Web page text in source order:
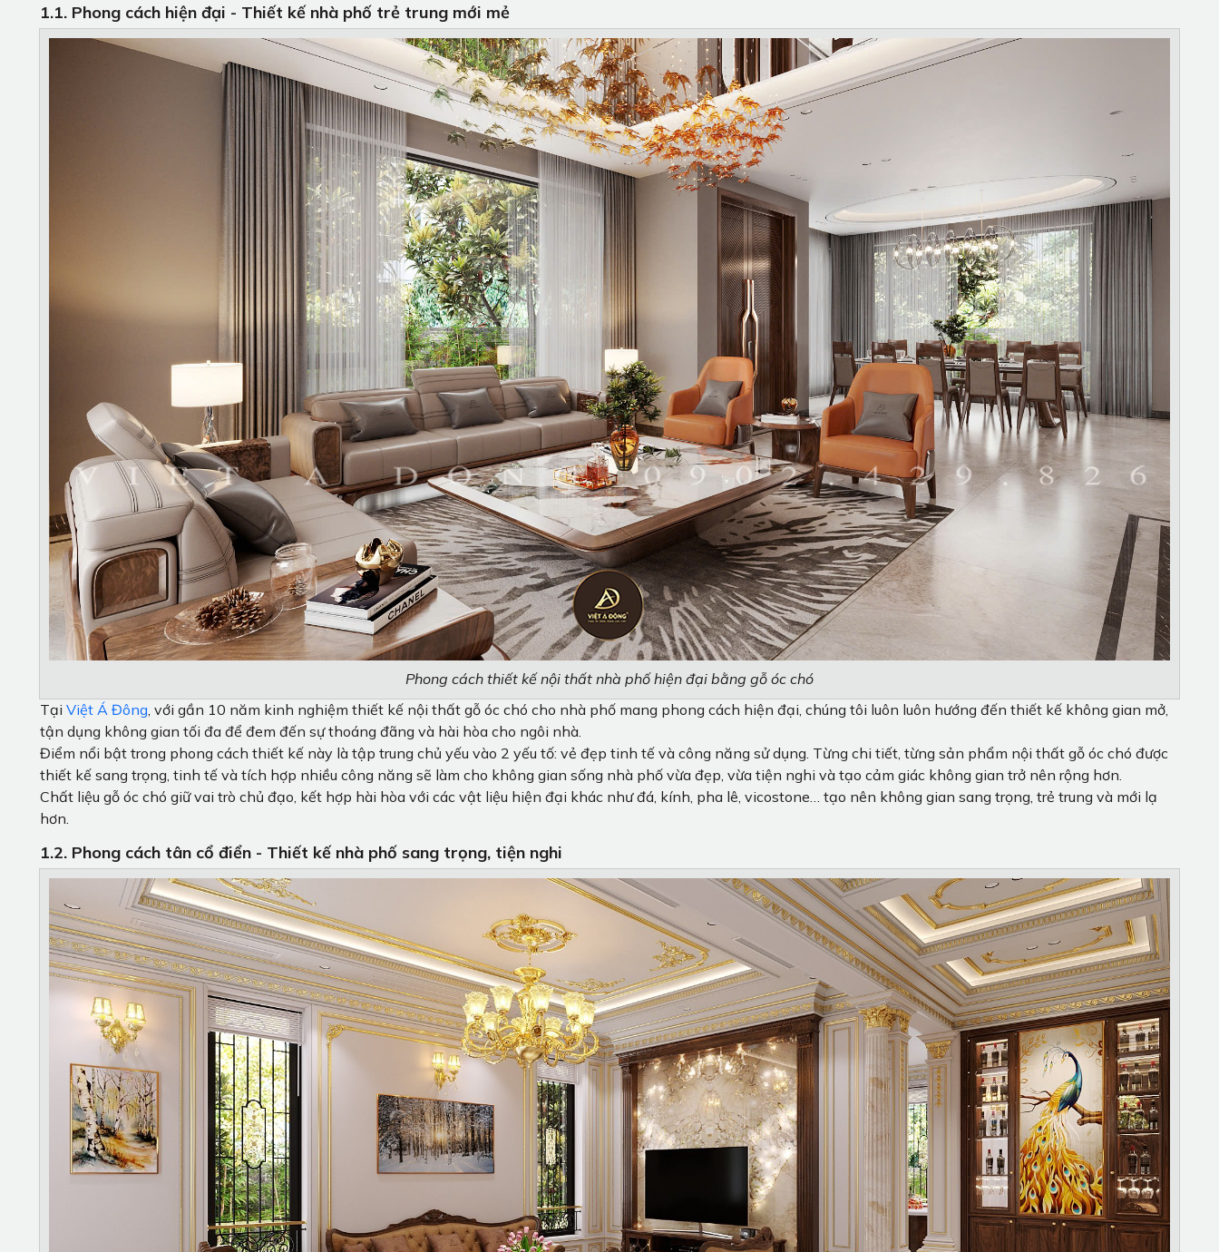
1.1. Phong cách hiện đại - Thiết kế nhà phố trẻ trung mới mẻ
Phong cách thiết kế nội thất nhà phố hiện đại bằng gỗ óc chó
Tại Việt Á Đông, với gần 10 năm kinh nghiệm thiết kế nội thất gỗ óc chó cho nhà phố mang phong cách hiện đại, chúng tôi luôn luôn hướng đến thiết kế không gian mở,
tận dụng không gian tối đa để đem đến sự thoáng đãng và hài hòa cho ngôi nhà.
Điểm nổi bật trong phong cách thiết kế này là tập trung chủ yếu vào 2 yếu tố: vẻ đẹp tinh tế và công năng sử dụng. Từng chi tiết, từng sản phẩm nội thất gỗ óc chó được
thiết kế sang trọng, tinh tế và tích hợp nhiều công năng sẽ làm cho không gian sống nhà phố vừa đẹp, vừa tiện nghi và tạo cảm giác không gian trở nên rộng hơn.
Chất liệu gỗ óc chó giữ vai trò chủ đạo, kết hợp hài hòa với các vật liệu hiện đại khác như đá, kính, pha lê, vicostone… tạo nên không gian sang trọng, trẻ trung và mới lạ
hơn.
1.2. Phong cách tân cổ điển - Thiết kế nhà phố sang trọng, tiện nghi